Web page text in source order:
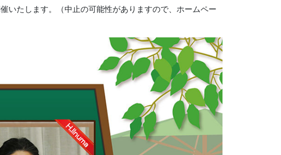
いたします。（中止の可能性がありますので、ホームペー